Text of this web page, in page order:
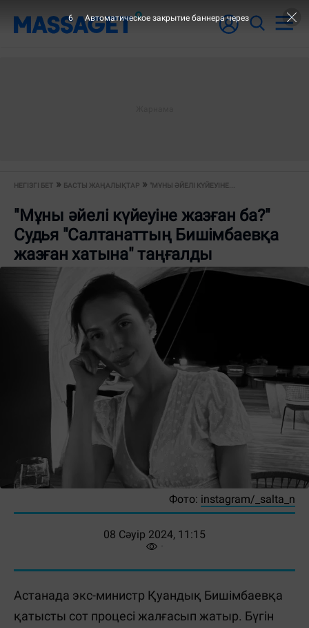
НЕГІЗГІ БЕТ БАСТЫ ЖАҢАЛЫҚТАР "МҰНЫ ӘЙЕЛІ КҮЙЕУІНЕ...
"Мұны әйелі күйеуіне жазған ба?"
Судья "Салтанаттың Бишімбаевқа
жазған хатына" таңғалды
Фото: instagram/_salta_n
08 Сәуір 2024, 11:15
Астанада экс-министр Қуандық Бишімбаевқа
қатысты сот процесі жалғасып жатыр. Бүгін
6 Автоматическое закрытие баннера через